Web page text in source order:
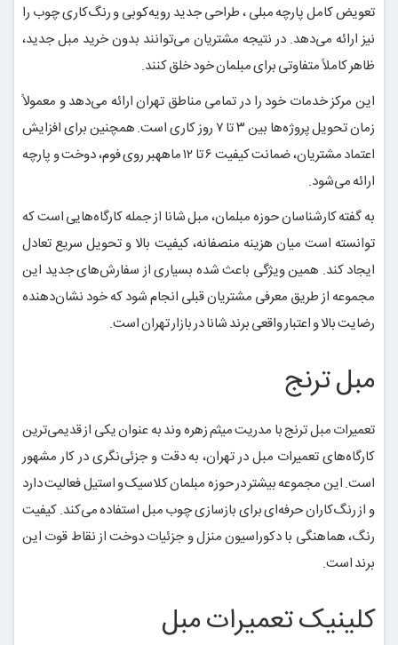
تعویض کامل پارچه مبلی ، طراحی جدید رویه‌کوبی و رنگ‌کاری چوب را
نیز ارائه می‌دهد. در نتیجه مشتریان می‌توانند بدون خرید مبل جدید،
ظاهر کاملاً متفاوتی برای مبلمان خود خلق کنند.
این مرکز خدمات خود را در تمامی مناطق تهران ارائه می‌دهد و معمولاً
زمان تحویل پروژه‌ها بین ۳ تا ۷ روز کاری است. همچنین برای افزایش
اعتماد مشتریان، ضمانت کیفیت ۶ تا ۱۲ ماههبر روی فوم، دوخت و پارچه
ارائه می‌شود.
به گفته کارشناسان حوزه مبلمان، مبل شانا از جمله کارگاه‌هایی است که
توانسته است میان هزینه منصفانه، کیفیت بالا و تحویل سریع تعادل
ایجاد کند. همین ویژگی باعث شده بسیاری از سفارش‌های جدید این
مجموعه از طریق معرفی مشتریان قبلی انجام شود که خود نشان‌دهنده
رضایت بالا و اعتبار واقعی برند شانا در بازار تهران است.
مبل ترنج
تعمیرات مبل ترنج با مدریت میثم زهره وند به عنوان یکی از قدیمی‌ترین
کارگاه‌های تعمیرات مبل در تهران، به دقت و جزئی‌نگری در کار مشهور
است. این مجموعه بیشتر در حوزه مبلمان کلاسیک و استیل فعالیت دارد
و از رنگ‌کاران حرفه‌ای برای بازسازی چوب مبل استفاده می‌کند. کیفیت
رنگ، هماهنگی با دکوراسیون منزل و جزئیات دوخت از نقاط قوت این
برند است.
کلینیک تعمیرات مبل